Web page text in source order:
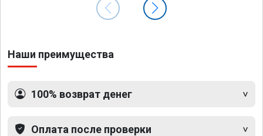
Наши преимущества
100% возврат денег
Оплата после проверки